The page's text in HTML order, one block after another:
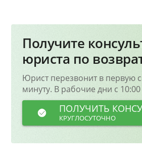
Получите
юриста по
Юрист перезвонит в первую
минуту. В рабочие дни с 10:00
ПОЛУЧИТЬ
КРУГЛОСУТОЧНО